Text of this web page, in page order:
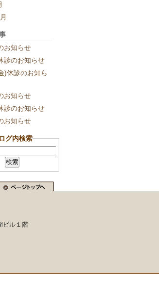
お知らせ
診のお知らせ
)休診のお知ら
お知らせ
診のお知らせ
お知らせ
グ内検索
ビル１階